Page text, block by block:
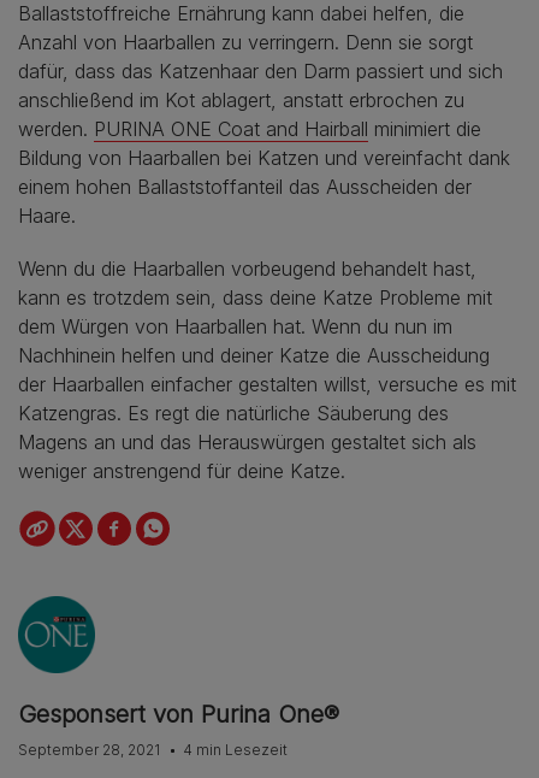
Ballaststoffreiche Ernährung kann dabei helfen, die
Anzahl von Haarballen zu verringern. Denn sie sorgt
dafür, dass das Katzenhaar den Darm passiert und sich
anschließend im Kot ablagert, anstatt erbrochen zu
werden. PURINA ONE Coat and Hairball minimiert die
Bildung von Haarballen bei Katzen und vereinfacht dank
einem hohen Ballaststoffanteil das Ausscheiden der
Haare.
Wenn du die Haarballen vorbeugend behandelt hast,
kann es trotzdem sein, dass deine Katze Probleme mit
dem Würgen von Haarballen hat. Wenn du nun im
Nachhinein helfen und deiner Katze die Ausscheidung
der Haarballen einfacher gestalten willst, versuche es mit
Katzengras. Es regt die natürliche Säuberung des
Magens an und das Herauswürgen gestaltet sich als
weniger anstrengend für deine Katze.
Gesponsert von Purina One®
September 28, 2021 4 min Lesezeit